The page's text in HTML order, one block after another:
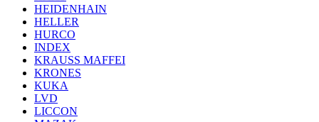
HEIDENHAIN
HELLER
HURCO
INDEX
KRAUSS MAFFEI
KRONES
KUKA
LVD
LICCON